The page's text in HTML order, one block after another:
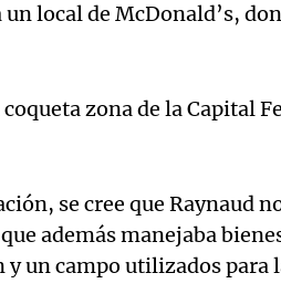
local de McDonald’s,
zona de la Capital
se cree que Raynaud
además manejaba
un campo utilizados para